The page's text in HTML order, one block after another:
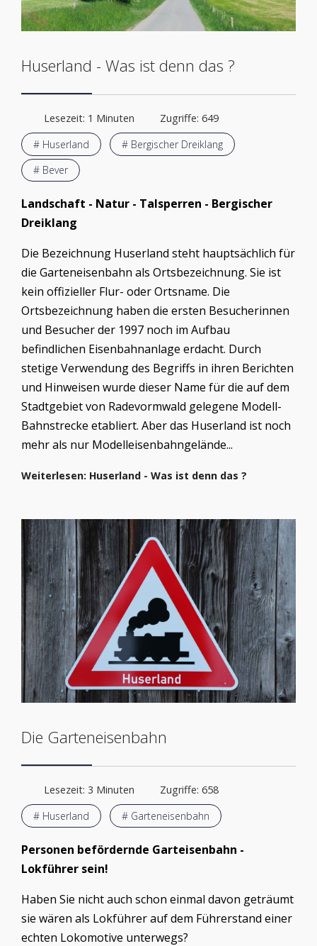
Huserland - Was ist denn das ?
Lesezeit: 1 Minuten
Zugriffe: 649
# Huserland
# Bergischer Dreiklang
# Bever
Landschaft - Natur - Talsperren - Bergischer
Dreiklang
Die Bezeichnung Huserland steht hauptsächlich für
die Garteneisenbahn als Ortsbezeichnung. Sie ist
kein offizieller Flur- oder Ortsname. Die
Ortsbezeichnung haben die ersten Besucherinnen
und Besucher der 1997 noch im Aufbau
befindlichen Eisenbahnanlage erdacht. Durch
stetige Verwendung des Begriffs in ihren Berichten
und Hinweisen wurde dieser Name für die auf dem
Stadtgebiet von Radevormwald gelegene Modell-
Bahnstrecke etabliert. Aber das Huserland ist noch
mehr als nur Modelleisenbahngelände...
Weiterlesen: Huserland - Was ist denn das ?
Die Garteneisenbahn
Lesezeit: 3 Minuten
Zugriffe: 658
# Huserland
# Garteneisenbahn
Personen befördernde Garteisenbahn -
Lokführer sein!
Haben Sie nicht auch schon einmal davon geträumt
sie wären als Lokführer auf dem Führerstand einer
echten Lokomotive unterwegs?